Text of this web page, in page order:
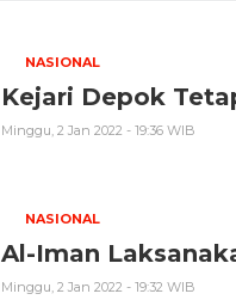
NASIONAL
Kejari Depok
Minggu, 2 Jan 2022 - 19:36 WIB
NASIONAL
Al-Iman
Minggu, 2 Jan 2022 - 19:32 WIB